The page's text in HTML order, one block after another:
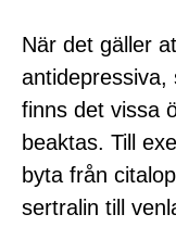
När det gäller
antidepressiva,
finns det vissa
beaktas. Till
byta från
sertralin till